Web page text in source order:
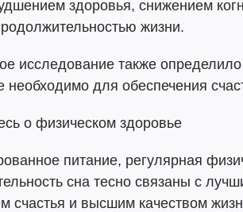
здоровья, снижением
жизни.
исследование также
необходимо для обеспечения
о физическом здоровье
питание, регулярная
сна тесно связаны с
счастья и высшим качеством